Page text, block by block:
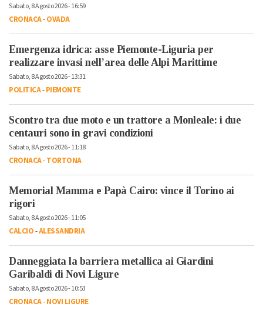
Sabato, 8 Agosto 2026 - 16:59
CRONACA-OVADA
Emergenza idrica: asse Piemonte-Liguria per
realizzare invasi nell’area delle Alpi Marittime
Sabato, 8 Agosto 2026 - 13:31
POLITICA-PIEMONTE
Scontro tra due moto e un trattore a Monleale: i due
centauri sono in gravi condizioni
Sabato, 8 Agosto 2026 - 11:18
CRONACA-TORTONA
Memorial Mamma e Papà Cairo: vince il Torino ai
rigori
Sabato, 8 Agosto 2026 - 11:05
CALCIO-ALESSANDRIA
Danneggiata la barriera metallica ai Giardini
Garibaldi di Novi Ligure
Sabato, 8 Agosto 2026 - 10:53
CRONACA-NOVI LIGURE